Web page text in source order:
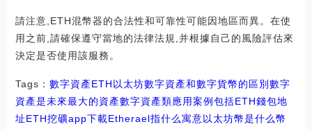
請注意,ETH混幣器的合法性和可靠性可能因地區而異。在使
用之前,請確保遵守當地的法律法規,并根據自己的風險評估來
決定是否使用該服務。
Tags： 數字資產ETH 以太坊數字資產和數字貨幣的區別 數字
資產是未來最大的資產數字資產類應用案例包括ETH錢包地
址ETH挖礦app下載Etherael指什么寓意以太坊幣是什么幣